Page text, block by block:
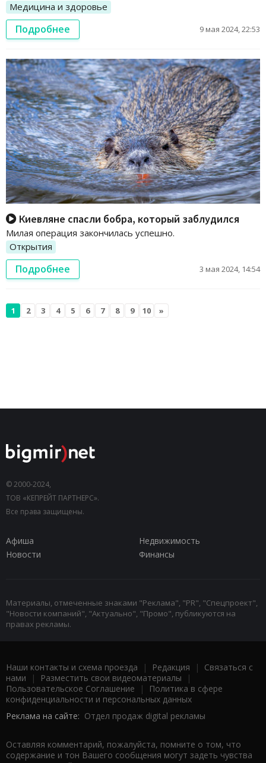
Медицина и здоровье
Подробнее 9 мая 2024, 22:53
Киевляне спасли бобра, который заблудился
Милая операция закончилась успешно.
Открытия
Подробнее 3 мая 2024, 14:54
1 2 3 4 5 6 7 8 9 10 »
© 2000-2024,
ТОВ «КЕПРЕЙТ ПАРТНЕРС».
Все права защищены.
Афиша
Недвижимость
Новости
Финансы
Материалы, отмеченные знаками "Реклама", "PR", "Спецпроект",
"Новости компаний", "Актуально", "Промо", публикуются на
правах рекламы.
Наши контакты и схема проезда | Редакция | Связаться с
нами | Разместить свои видеоматериалы |
Пользовательское Соглашение |
Политика в сфере
конфиденциальности и персональных данных
Реклама на сайте: Отдел продаж digital рекламы
Оставляя комментарий, пожалуйста, помните о том, что
содержание и тон Вашего сообщения могут задеть чувства